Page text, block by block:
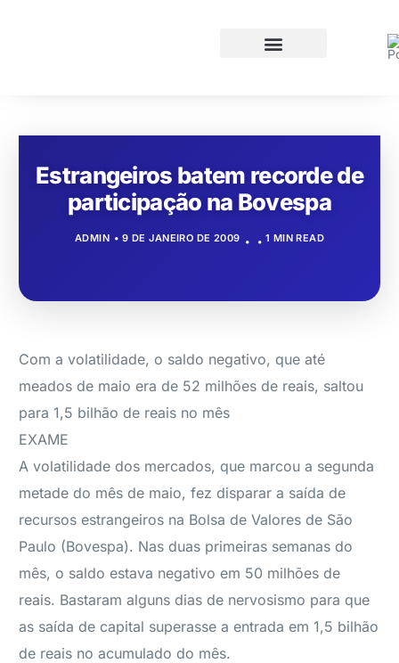
Estrangeiros batem recorde de
participação na Bovespa
ADMIN 9 DE JANEIRO DE 2009 1 MIN READ
Com a volatilidade, o saldo negativo, que até
meados de maio era de 52 milhões de reais, saltou
para 1,5 bilhão de reais no mês
EXAME
A volatilidade dos mercados, que marcou a segunda
metade do mês de maio, fez disparar a saída de
recursos estrangeiros na Bolsa de Valores de São
Paulo (Bovespa). Nas duas primeiras semanas do
mês, o saldo estava negativo em 50 milhões de
reais. Bastaram alguns dias de nervosismo para que
as saída de capital superasse a entrada em 1,5 bilhão
de reais no acumulado do mês.